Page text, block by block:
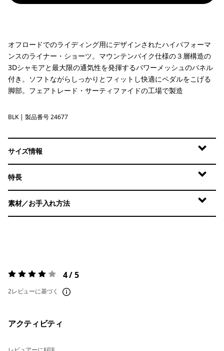
オフロードでのライディング用にデザインされたハイパフォーマ
ンスのライナー・ショーツ。マウンテンバイク仕様の３層構造の
3Dシャモアと最大限の通気性を発揮するパワーメッシュのパネル
付き。ソフトながらしっかりとフィットし快適にペダルをこげる
脚部。フェアトレード・サーティファイドの工場で製造
Black
BLK | 製品番号 24677
サイズ情報
特長
素材／お手入れ方法
評価:4 / 5 4 / 5
2レビューに基づく
アクティビティ